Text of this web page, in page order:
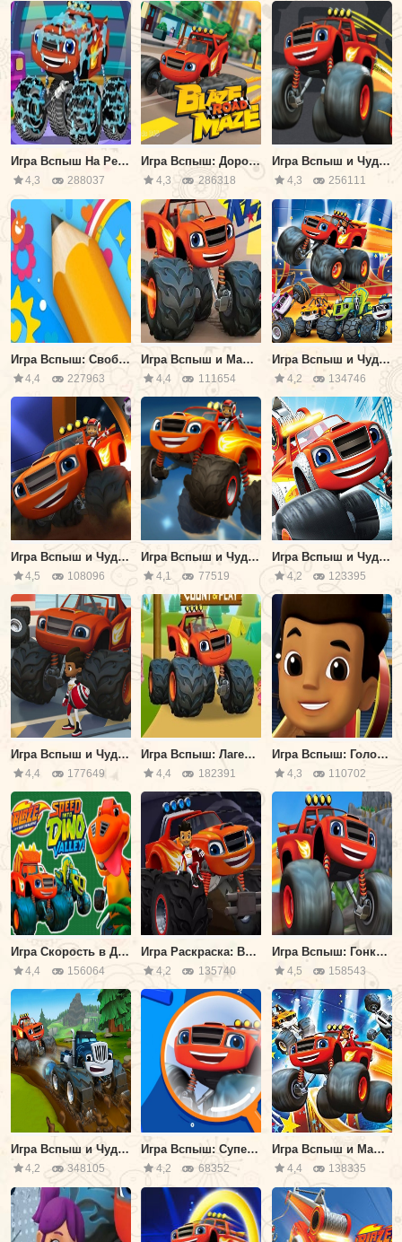
Игра Вспыш На Ремонте
4,3 288037
Игра Вспыш: Дорожный Лабиринт
4,3 286318
Игра Вспыш и Чудо машинки: На Старт Внимание Марш
4,3 256111
Игра Вспыш: Свободное Рисование
4,4 227963
Игра Вспыш и Машинки: Гонка на Помощь
4,4 111654
Игра Вспыш и Чудо Машинки: Друзья
4,2 134746
Игра Вспыш и Чудо Машинки: Побеждает
4,5 108096
Игра Вспыш и Чудо Машинки Пазл
4,1 77519
Игра Вспыш и Чудо Машинки Пазл 2
4,2 123395
Игра Вспыш и Чудо Машинки: Карнавал
4,4 177649
Игра Вспыш: Лагерь Считай и Играй
4,4 182391
Игра Вспыш: Головоломка
4,3 110702
Игра Скорость в Долине Динозавров
4,4 156064
Игра Раскраска: Вспыш и Чудо Машинки
4,2 135740
Игра Вспыш: Гонки на Острове Дракона
4,5 158543
Игра Вспыш и Чудо машинки: Спасение от Грязевой Горы
4,2 348105
Игра Вспыш: Супер Поиск Предметов
4,2 68352
Игра Вспыш и Машинки: Дуэль Инструментов
4,4 138335